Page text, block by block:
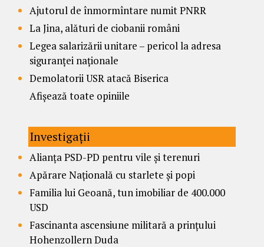
Ajutorul de înmormîntare numit PNRR
La Jina, alături de ciobanii români
Legea salarizării unitare – pericol la adresa
siguranței naționale
Demolatorii USR atacă Biserica
Afișează toate opiniile
Investigații
Alianța PSD-PD pentru vile și terenuri
Apărare Națională cu starlete și popi
Familia lui Geoană, tun imobiliar de 400.000
USD
Fascinanta ascensiune militară a prințului
Hohenzollern Duda